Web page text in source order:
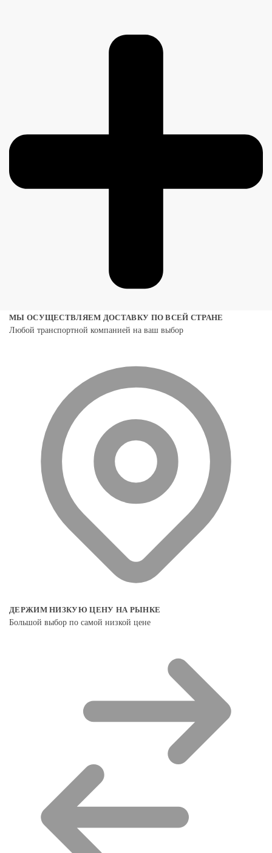
МЫ ОСУЩЕСТВЛЯЕМ ДОСТАВКУ ПО ВСЕЙ СТРАНЕ
Любой транспортной компанией на ваш выбор
ДЕРЖИМ НИЗКУЮ ЦЕНУ НА РЫНКЕ
Большой выбор по самой низкой цене